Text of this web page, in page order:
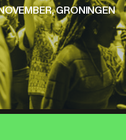
GRONINGEN